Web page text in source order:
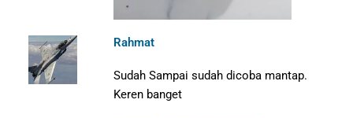
Rahmat
Sudah Sampai sudah dicoba mantap.
Keren banget